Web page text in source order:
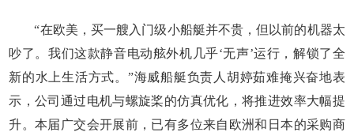
“在欧美，买一艘入门级小船艇并不贵，但以前的机器太
吵了。我们这款静音电动舷外机几乎‘无声’运行，解锁了全
新的水上生活方式。”海威船艇负责人胡婷茹难掩兴奋地表
示，公司通过电机与螺旋桨的仿真优化，将推进效率大幅提
升。本届广交会开展前，已有多位来自欧洲和日本的采购商